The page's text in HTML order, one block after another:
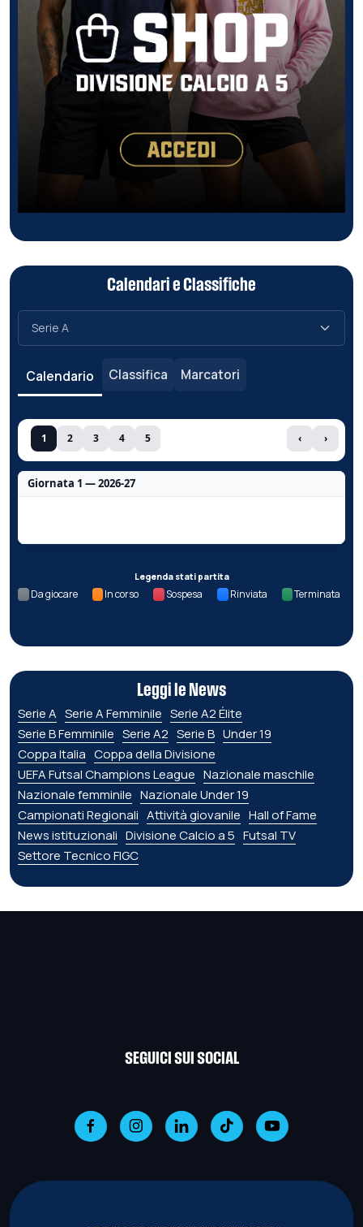
Calendari e Classifiche
Calendario Classifica Marcatori
1 2 3 4 5 ‹ ›
Giornata 1 — 2026-27
Legenda stati partita
Da giocare In corso Sospesa Rinviata Terminata
Leggi le News
Serie A Serie A Femminile Serie A2 Élite
Serie B Femminile Serie A2 Serie B Under 19
Coppa Italia Coppa della Divisione
UEFA Futsal Champions League Nazionale maschile
Nazionale femminile Nazionale Under 19
Campionati Regionali Attività giovanile Hall of Fame
News istituzionali Divisione Calcio a 5 Futsal TV
Settore Tecnico FIGC
SEGUICI SUI SOCIAL